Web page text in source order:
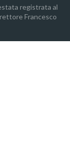
registrata al
Francesco